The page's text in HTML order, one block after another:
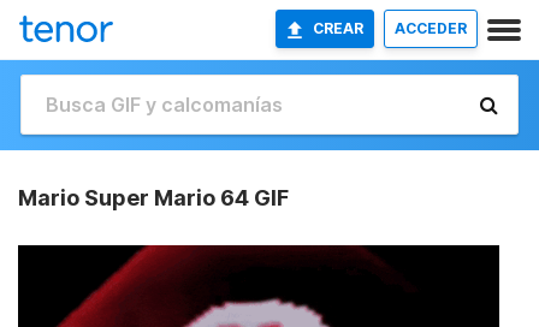
CREAR ACCEDER
Mario Super Mario 64 GIF